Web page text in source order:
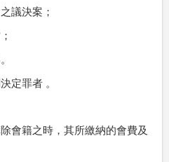
議決案；
定罪者 。
會籍之時，其所繳納的會費及